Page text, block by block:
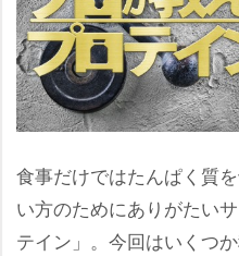
食事だけではたんぱく質
い方のためにありがたい
テイン」。今回はいくつ